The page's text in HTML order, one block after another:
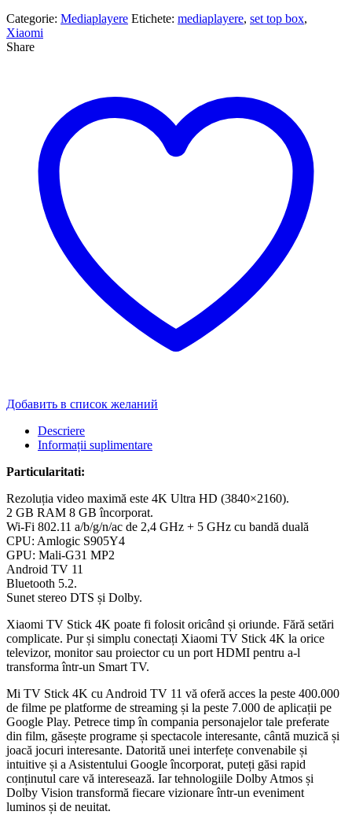
Categorie: Mediaplayere Etichete: mediaplayere, set top box,
Xiaomi
Share
Добавить в список желаний
Descriere
Informații suplimentare
Particularitati:
Rezoluția video maximă este 4K Ultra HD (3840×2160).
2 GB RAM 8 GB încorporat.
Wi-Fi 802.11 a/b/g/n/ac de 2,4 GHz + 5 GHz cu bandă duală
CPU: Amlogic S905Y4
GPU: Mali-G31 MP2
Android TV 11
Bluetooth 5.2.
Sunet stereo DTS și Dolby.
Xiaomi TV Stick 4K poate fi folosit oricând și oriunde. Fără setări
complicate. Pur și simplu conectați Xiaomi TV Stick 4K la orice
televizor, monitor sau proiector cu un port HDMI pentru a-l
transforma într-un Smart TV.
Mi TV Stick 4K cu Android TV 11 vă oferă acces la peste 400.000
de filme pe platforme de streaming și la peste 7.000 de aplicații pe
Google Play. Petrece timp în compania personajelor tale preferate
din film, găsește programe și spectacole interesante, cântă muzică și
joacă jocuri interesante. Datorită unei interfețe convenabile și
intuitive și a Asistentului Google încorporat, puteți găsi rapid
conținutul care vă interesează. Iar tehnologiile Dolby Atmos și
Dolby Vision transformă fiecare vizionare într-un eveniment
luminos și de neuitat.